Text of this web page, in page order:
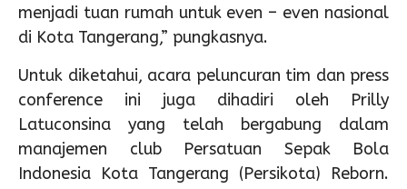
menjadi tuan rumah untuk even – even nasional
di Kota Tangerang,” pungkasnya.
Untuk diketahui, acara peluncuran tim dan press
conference ini juga dihadiri oleh Prilly
Latuconsina yang telah bergabung dalam
manajemen club Persatuan Sepak Bola
Indonesia Kota Tangerang (Persikota) Reborn.